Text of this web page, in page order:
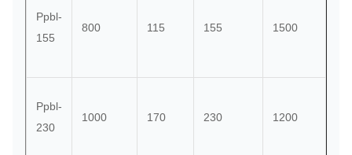
Ppbl-
155
800 115 155 1500
Ppbl-
230
1000 170 230 1200